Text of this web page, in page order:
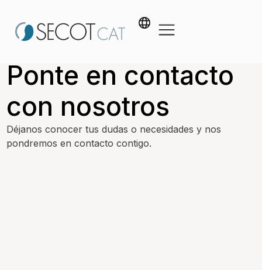
Ponte en contacto
con nosotros
Déjanos conocer tus dudas o necesidades y nos
pondremos en contacto contigo.